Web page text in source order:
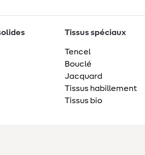
Tissus spéciaux
Tencel
Bouclé
Jacquard
Tissus habillement
Tissus bio